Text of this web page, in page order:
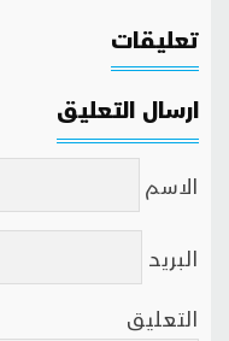
تعليقات
ارسال التعليق
الاسم
البريد
التعليق